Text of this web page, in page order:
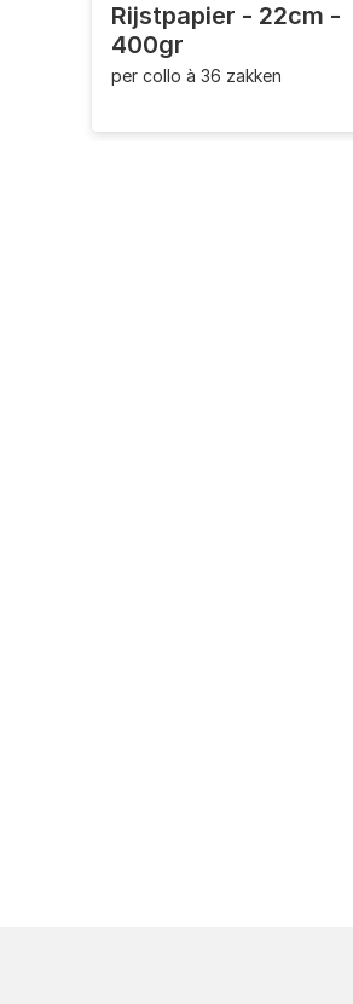
Rijstpapier - 22cm -
400gr
per collo à 36 zakken